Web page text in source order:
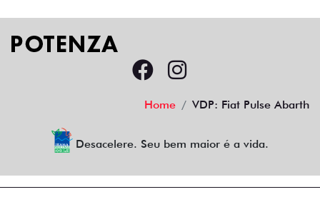
Home VDP: Fiat Pulse Abarth
Desacelere. Seu bem maior é a vida.